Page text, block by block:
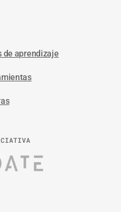
de aprendizaje